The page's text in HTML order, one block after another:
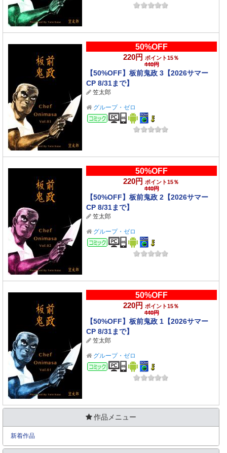
50%OFF
220円 ポイント15％
440円
【50%OFF】板前鬼政 3【2026サマー
CP 8/31まで】
笠太郎
グループ・ゼロ
コミック
50%OFF
220円 ポイント15％
440円
【50%OFF】板前鬼政 2【2026サマー
CP 8/31まで】
笠太郎
グループ・ゼロ
コミック
50%OFF
220円 ポイント15％
440円
【50%OFF】板前鬼政 1【2026サマー
CP 8/31まで】
笠太郎
グループ・ゼロ
コミック
作品メニュー
新着作品